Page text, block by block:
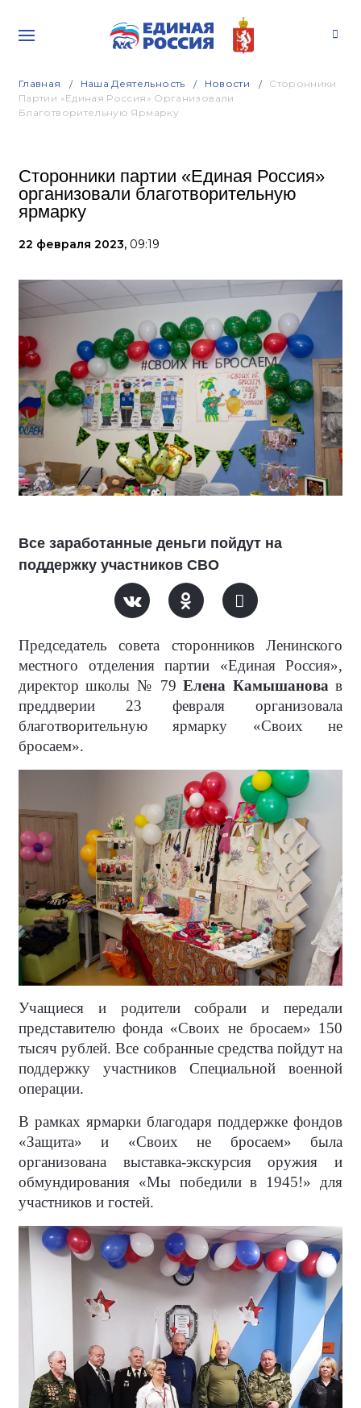
Главная Наша Деятельность Новости
Сторонники
Партии «Единая Россия» Организовали
Благотворительную Ярмарку
Сторонники партии «Единая Россия»
организовали благотворительную
ярмарку
22 февраля 2023, 09:19
Все заработанные деньги пойдут на
поддержку участников СВО
Председатель совета сторонников Ленинского
местного отделения партии «Единая Россия»,
директор школы № 79Елена Камышанова в
преддверии 23 февраля организовала
благотворительную ярмарку «Своих не
бросаем».
Учащиеся и родители собрали и передали
представителю фонда «Своих не бросаем» 150
тысяч рублей. Все собранные средства пойдут на
поддержку участников Специальной военной
операции.
В рамках ярмарки благодаря поддержке фондов
«Защита» и «Своих не бросаем» была
организована выставка-экскурсия оружия и
обмундирования «Мы победили в 1945!» для
участников и гостей.